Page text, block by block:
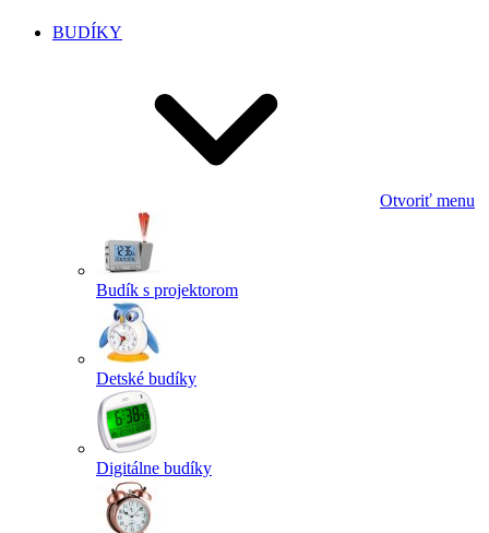
BUDÍKY
Otvoriť menu
Budík s projektorom
Detské budíky
Digitálne budíky